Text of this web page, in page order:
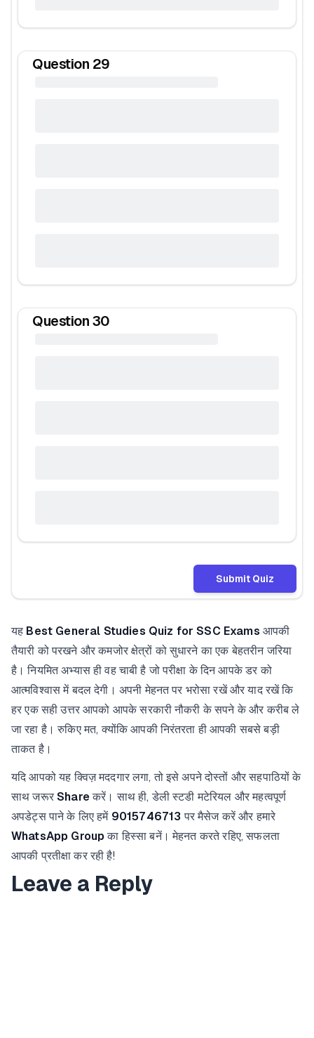
Question 29
Question 30
Submit Quiz
यह Best General Studies Quiz for SSC Exams आपकी
तैयारी को परखने और कमजोर क्षेत्रों को सुधारने का एक बेहतरीन जरिया
है। नियमित अभ्यास ही वह चाबी है जो परीक्षा के दिन आपके डर को
आत्मविश्वास में बदल देगी। अपनी मेहनत पर भरोसा रखें और याद रखें कि
हर एक सही उत्तर आपको आपके सरकारी नौकरी के सपने के और करीब ले
जा रहा है। रुकिए मत, क्योंकि आपकी निरंतरता ही आपकी सबसे बड़ी
ताकत है।
यदि आपको यह क्विज़ मददगार लगा, तो इसे अपने दोस्तों और सहपाठियों के
साथ जरूरShare करें। साथ ही, डेली स्टडी मटेरियल और महत्वपूर्ण
अपडेट्स पाने के लिए हमें 9015746713 पर मैसेज करें और हमारे
WhatsApp Group का हिस्सा बनें। मेहनत करते रहिए, सफलता
आपकी प्रतीक्षा कर रही है!
Leave a Reply